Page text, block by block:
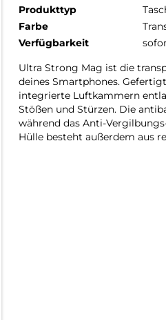
Produkttyp
Farbe
Verfügbarkeit
Ultra Strong Mag ist die
deines Smartphones.
integrierte Luftkammern
Stößen und Stürzen. Die
während das Anti-
Hülle besteht außerdem aus